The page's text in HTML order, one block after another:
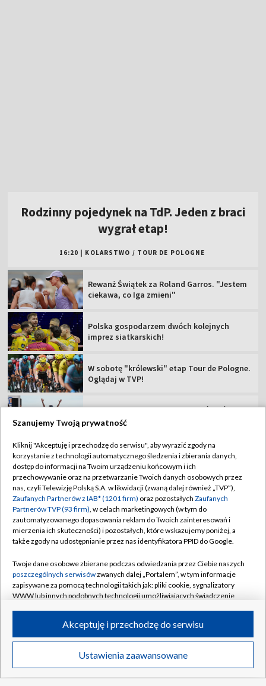
Transmisje Wideo
Polska gospodarzem dwóch kolejnych
imprez siatkarskich!
W sobotę "królewski" etap Tour de Pologne.
Popis Polki na najsłynniejszej górze świata!
Rajdowe Samochodowe MP – 82. Rajd Polski
TVP
Abonament TVP
Sklep TVP
Biuro Reklamy
Oferta Handlowa
Emisja w TVP
Rada Programowa
Ogłoszenia przetargowe
Akademia Telewizyjna
Centrum informacji TVP
Regulamin TVP
Polityka prywatności
Moje zgody
Biuro reklamy
Kanały
©2026 Telewizja Polska Spółka Akcyjna w likwidacji
Szanujemy Twoją prywatność
Kliknij "Akceptuję i przechodzę do serwisu", aby wyrazić zgody na
korzystanie z technologii automatycznego śledzenia i zbierania danych,
dostęp do informacji na Twoim urządzeniu końcowym i ich
przechowywanie oraz na przetwarzanie Twoich danych osobowych przez
nas, czyli Telewizję Polską S.A. w likwidacji (zwaną dalej również „TVP”),
Zaufanych Partnerów z IAB* (1201 firm) oraz pozostałych Zaufanych
Partnerów TVP (93 firm), w celach marketingowych (w tym do
zautomatyzowanego dopasowania reklam do Twoich zainteresowań i
mierzenia ich skuteczności) i pozostałych, które wskazujemy poniżej, a
także zgody na udostępnianie przez nas identyfikatora PPID do Google.
Twoje dane osobowe zbierane podczas odwiedzania przez Ciebie naszych
poszczególnych serwisówzwanych dalej „Portalem”, w tym informacje
zapisywane za pomocą technologii takich jak: pliki cookie, sygnalizatory
WWW lub innych podobnych technologii umożliwiających świadczenie
ruchu w Internecie.
Twoje dane osobowe zbierane podczas odwiedzania przez Ciebie
poszczególnych serwisówna Portalu, takie jak adresy IP, identyfikatory
Ustawienia zaawansowane
Akceptuję i przechodzę do serwisu